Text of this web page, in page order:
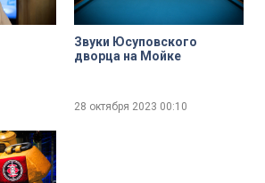
Звуки Юсуповского
дворца на Мойке
28 октября 2023 00:10